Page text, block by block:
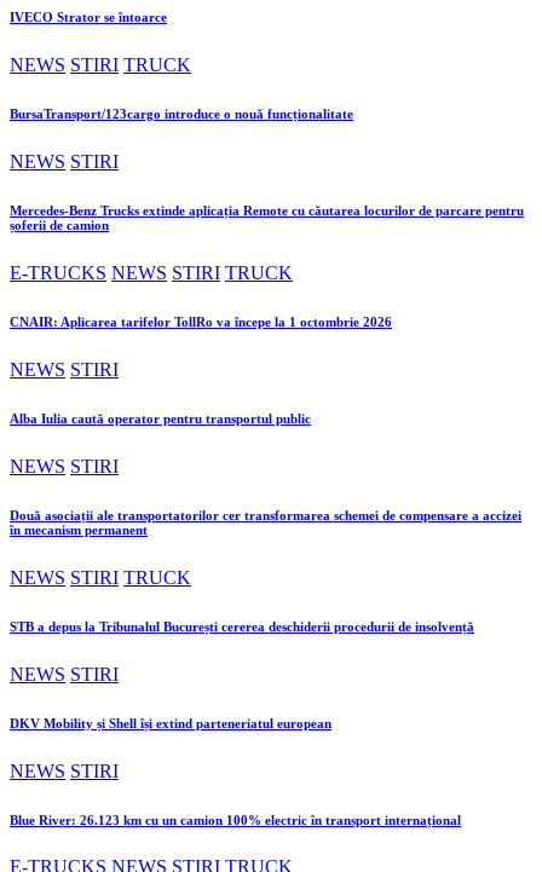
IVECO Strator se întoarce
NEWS STIRI TRUCK
BursaTransport/123cargo introduce o nouă funcționalitate
NEWS STIRI
Mercedes-Benz Trucks extinde aplicația Remote cu căutarea locurilor de parcare pentru
șoferii de camion
E-TRUCKS NEWS STIRI TRUCK
CNAIR: Aplicarea tarifelor TollRo va începe la 1 octombrie 2026
NEWS STIRI
Alba Iulia caută operator pentru transportul public
NEWS STIRI
Două asociații ale transportatorilor cer transformarea schemei de compensare a accizei
în mecanism permanent
NEWS STIRI TRUCK
STB a depus la Tribunalul București cererea deschiderii procedurii de insolvență
NEWS STIRI
DKV Mobility și Shell își extind parteneriatul european
NEWS STIRI
Blue River: 26.123 km cu un camion 100% electric în transport internațional
E-TRUCKS NEWS STIRI TRUCK